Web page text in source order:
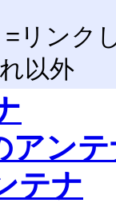
リンク
以外
ンテ
テナ